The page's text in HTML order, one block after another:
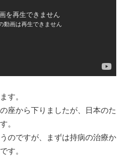
す。
座から下りましたが、日本のた
。
のですが、まずは持病の治療か
す。